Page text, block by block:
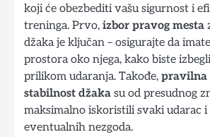
koji će obezbediti vašu sigurnost i
treninga. Prvo, izbor pravog mesta
džaka je ključan – osigurajte da
prostora oko njega, kako biste
prilikom udaranja. Takođe, pravilna
stabilnost džaka su od presudnog
maksimalno iskoristili svaki udarac
eventualnih nezgoda.